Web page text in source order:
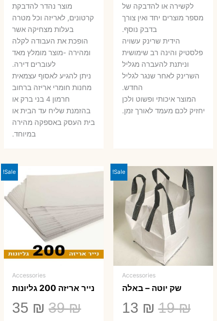
לקשירה או להדבקה של
מספר מוצרים יחד ואין צורך
בדבק נוסף.
הידית שרינק עשויה
פלסטיק והינה רב שימושית
וניתנת להעברה מגליל
השרינק לאחר שנגר לגליל
החדש.
המוצר איכותי ופשוט ולכן
יחזיק לכם מעמד לאורך זמן.
מוצר נהדר להדבקת
קרטונים, לאריזה וכל מטרה
בעלות מצחיקה אשר
הופכת את העבודה לקלה
ומהירה -מוצר מומלץ מאד
לעוברים דירה.
ניתן להגיע לאסוף עצמאית
מחנות חומרי אריזה ברחוב
חרמון 4 בני ברק או
בהזמנת שליח עד הבית או
בית העסק באספקה מהירה
במיוחד.
Sale!
Accessories
שק יוטה – באלה
19₪
המחיר
13 ₪
Sale!
Accessories
נייר אריזה 200 גליונות
39₪
המחיר
35 ₪